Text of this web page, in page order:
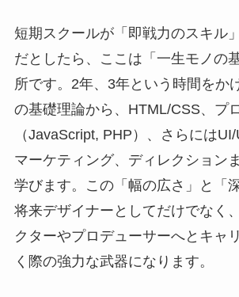
短期スクールが「即戦力のスキル
だとしたら、ここは「一生モノの
所です。2年、3年という時間をか
の基礎理論から、HTML/CSS、プ
（JavaScript, PHP）、さらにはUI/
マーケティング、ディレクション
学びます。この「幅の広さ」と「
将来デザイナーとしてだけでなく
クターやプロデューサーへとキャ
く際の強力な武器になります。